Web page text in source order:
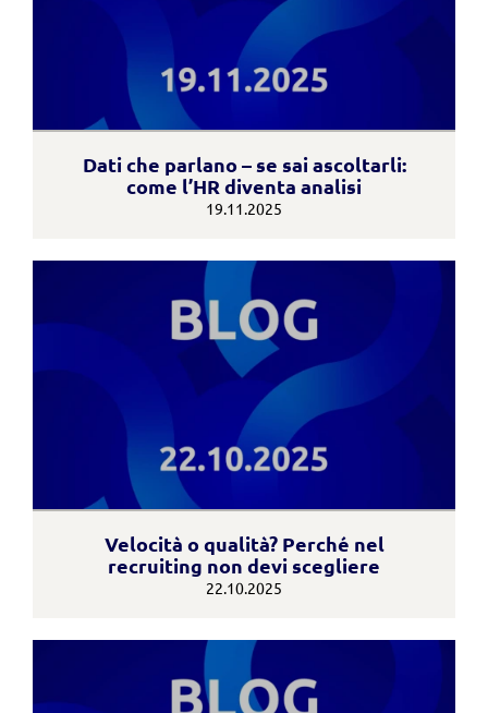
Dati che parlano – se sai ascoltarli:
come l’HR diventa analisi
19.11.2025
Velocità o qualità? Perché nel
recruiting non devi scegliere
22.10.2025